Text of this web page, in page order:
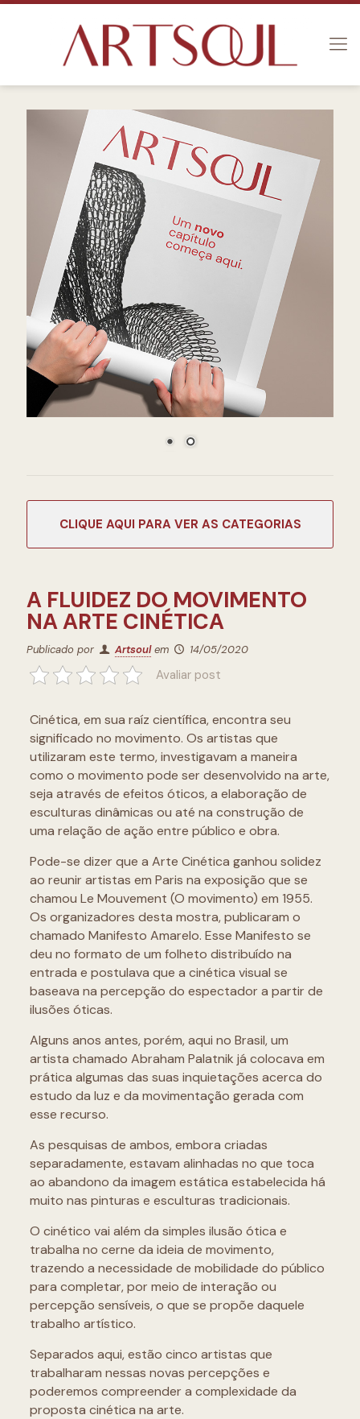
A FLUIDEZ DO MOVIMENTO
NA ARTE CINÉTICA
Publicado por Artsoul em 14/05/2020
Avaliar post
Cinética, em sua raíz científica, encontra seu
significado no movimento. Os artistas que
utilizaram este termo, investigavam a maneira
como o movimento pode ser desenvolvido na arte,
seja através de efeitos óticos, a elaboração de
esculturas dinâmicas ou até na construção de
uma relação de ação entre público e obra.
Pode-se dizer que a Arte Cinética ganhou solidez
ao reunir artistas em Paris na exposição que se
chamou Le Mouvement (O movimento) em 1955.
Os organizadores desta mostra, publicaram o
chamado Manifesto Amarelo. Esse Manifesto se
deu no formato de um folheto distribuído na
entrada e postulava que a cinética visual se
baseava na percepção do espectador a partir de
ilusões óticas.
Alguns anos antes, porém, aqui no Brasil, um
artista chamado Abraham Palatnik já colocava em
prática algumas das suas inquietações acerca do
estudo da luz e da movimentação gerada com
esse recurso.
As pesquisas de ambos, embora criadas
separadamente, estavam alinhadas no que toca
ao abandono da imagem estática estabelecida há
muito nas pinturas e esculturas tradicionais.
O cinético vai além da simples ilusão ótica e
trabalha no cerne da ideia de movimento,
trazendo a necessidade de mobilidade do público
para completar, por meio de interação ou
percepção sensíveis, o que se propõe daquele
trabalho artístico.
Separados aqui, estão cinco artistas que
trabalharam nessas novas percepções e
poderemos compreender a complexidade da
proposta cinética na arte.
CATEGORIAS